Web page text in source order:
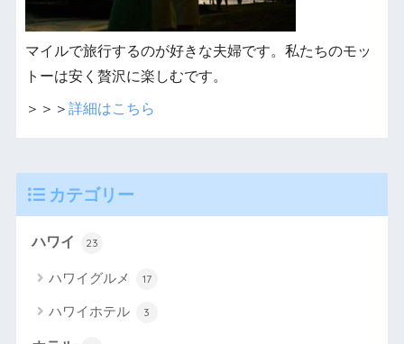
マイルで旅行するのが好きな夫婦です。私たちのモッ
トーは安く贅沢に楽しむです。
＞＞＞ 詳細はこちら
カテゴリー
ハワイ 23
ハワイグルメ 17
ハワイホテル 3